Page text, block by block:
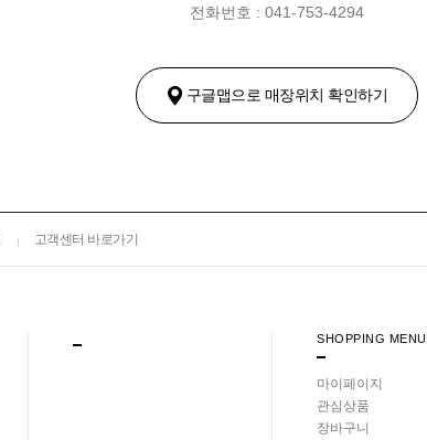
전화번호 : 041-753-4294
구글맵으로 매장위치 확인하기
고객센터 바로가기
SHOPPING MENU
마이페이지
관심상품
장바구니